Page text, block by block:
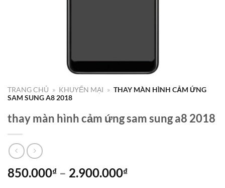
TRANG CHỦ » KHUYẾN MẠI » THAY MÀN HÌNH CẢM ỨNG
SAM SUNG A8 2018
thay màn hình cảm ứng sam sung a8 2018
850.000₫ – 2.900.000₫Khoảng